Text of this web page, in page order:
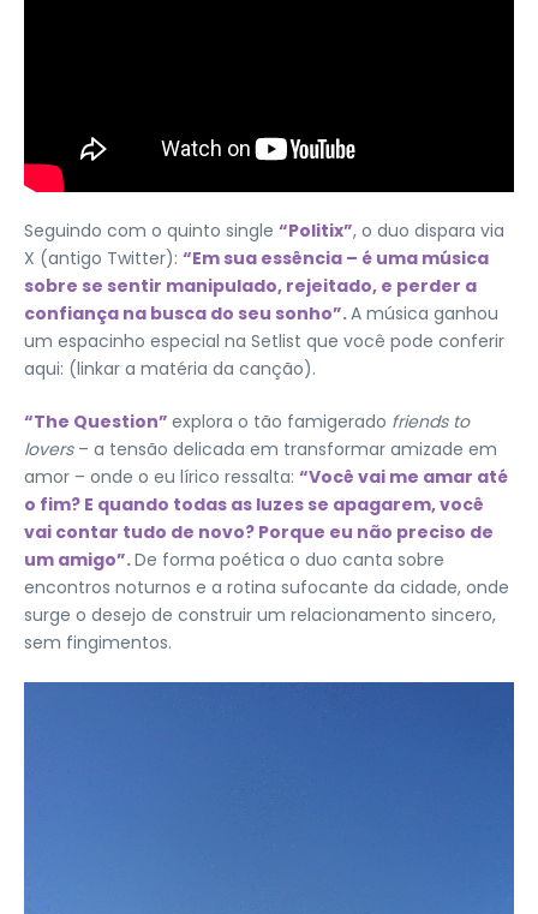
Seguindo com o quinto single “Politix”, o duo dispara via
X (antigo Twitter): “Em sua essência – é uma música
sobre se sentir manipulado, rejeitado, e perder a
confiança na busca do seu sonho”.A música ganhou
um espacinho especial na Setlist que você pode conferir
aqui: (linkar a matéria da canção).
“The Question” explora o tão famigerado friends to
lovers– a tensão delicada em transformar amizade em
amor – onde o eu lírico ressalta: “Você vai me amar até
o fim? E quando todas as luzes se apagarem, você
vai contar tudo de novo? Porque eu não preciso de
um amigo”.De forma poética o duo canta sobre
encontros noturnos e a rotina sufocante da cidade, onde
surge o desejo de construir um relacionamento sincero,
sem fingimentos.